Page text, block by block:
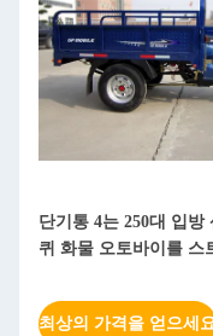
단기통 4는 250대 입방
퀴 화물 오토바이를 스
최상의 가격을 얻으세